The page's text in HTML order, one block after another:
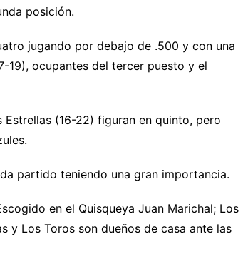
posición.
jugando por debajo de .500 y con una
19), ocupantes del tercer puesto y el
(16-22) figuran en quinto, pero
partido teniendo una gran importancia.
en el Quisqueya Juan Marichal; Los
y Los Toros son dueños de casa ante las